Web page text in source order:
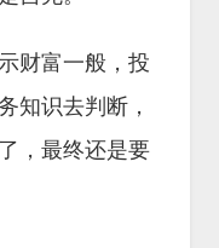
财富一般，投
知识去判断，
，最终还是要